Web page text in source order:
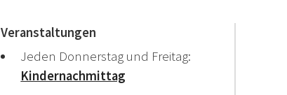
Veranstaltungen
Jeden Donnerstag und Freitag:
Kindernachmittag